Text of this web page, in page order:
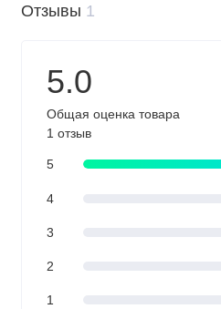
потянуть вверх и тогда
Прогулочный блок
Прогулочный блок можно
движения или лицом к маме
Спинка прогулочного
Отзывы 1
5.0
Общая оценка товара
1 отзыв
5
4
3
2
1